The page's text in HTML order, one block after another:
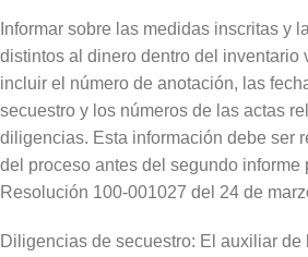
Informar sobre las medidas inscritas y
distintos al dinero dentro del inventario
incluir el número de anotación, las
secuestro y los números de las actas
diligencias. Esta información debe ser
del proceso antes del segundo informe
Resolución 100-001027 del 24 de
Diligencias de secuestro: El auxiliar de